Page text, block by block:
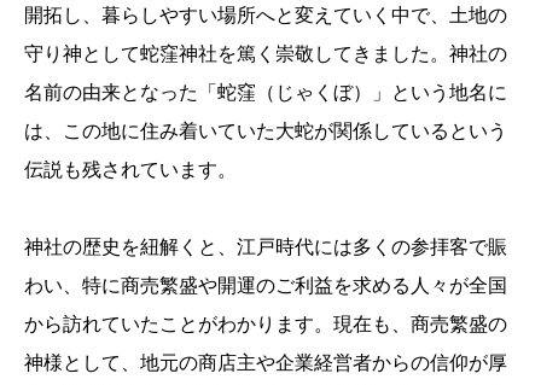
開拓し、暮らしやすい場所へと変えていく中で、土地の
守り神として蛇窪神社を篤く崇敬してきました。神社の
名前の由来となった「蛇窪（じゃくぼ）」という地名に
は、この地に住み着いていた大蛇が関係しているという
伝説も残されています。
神社の歴史を紐解くと、江戸時代には多くの参拝客で賑
わい、特に商売繁盛や開運のご利益を求める人々が全国
から訪れていたことがわかります。現在も、商売繁盛の
神様として、地元の商店主や企業経営者からの信仰が厚